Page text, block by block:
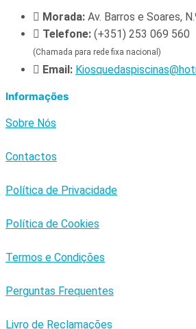
Morada: Av. Barros e Soares,
Telefone: (+351) 253 069 560
(Chamada para rede fixa nacional)
Email:
Informações
Sobre Nós
Contactos
Política de Privacidade
Política de Cookies
Termos e Condições
Perguntas Frequentes
Livro de Reclamações